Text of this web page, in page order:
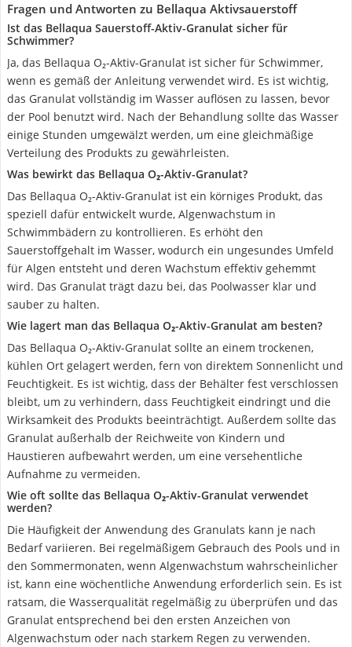
Fragen und Antworten zu Bellaqua Aktivsauerstoff
Ist das Bellaqua Sauerstoff-Aktiv-Granulat sicher für
Schwimmer?
Ja, das Bellaqua O₂-Aktiv-Granulat ist sicher für Schwimmer,
wenn es gemäß der Anleitung verwendet wird. Es ist wichtig,
das Granulat vollständig im Wasser auflösen zu lassen, bevor
der Pool benutzt wird. Nach der Behandlung sollte das Wasser
einige Stunden umgewälzt werden, um eine gleichmäßige
Verteilung des Produkts zu gewährleisten.
Was bewirkt das Bellaqua O₂-Aktiv-Granulat?
Das Bellaqua O₂-Aktiv-Granulat ist ein körniges Produkt, das
speziell dafür entwickelt wurde, Algenwachstum in
Schwimmbädern zu kontrollieren. Es erhöht den
Sauerstoffgehalt im Wasser, wodurch ein ungesundes Umfeld
für Algen entsteht und deren Wachstum effektiv gehemmt
wird. Das Granulat trägt dazu bei, das Poolwasser klar und
sauber zu halten.
Wie lagert man das Bellaqua O₂-Aktiv-Granulat am besten?
Das Bellaqua O₂-Aktiv-Granulat sollte an einem trockenen,
kühlen Ort gelagert werden, fern von direktem Sonnenlicht und
Feuchtigkeit. Es ist wichtig, dass der Behälter fest verschlossen
bleibt, um zu verhindern, dass Feuchtigkeit eindringt und die
Wirksamkeit des Produkts beeinträchtigt. Außerdem sollte das
Granulat außerhalb der Reichweite von Kindern und
Haustieren aufbewahrt werden, um eine versehentliche
Aufnahme zu vermeiden.
Wie oft sollte das Bellaqua O₂-Aktiv-Granulat verwendet
werden?
Die Häufigkeit der Anwendung des Granulats kann je nach
Bedarf variieren. Bei regelmäßigem Gebrauch des Pools und in
den Sommermonaten, wenn Algenwachstum wahrscheinlicher
ist, kann eine wöchentliche Anwendung erforderlich sein. Es ist
ratsam, die Wasserqualität regelmäßig zu überprüfen und das
Granulat entsprechend bei den ersten Anzeichen von
Algenwachstum oder nach starkem Regen zu verwenden.